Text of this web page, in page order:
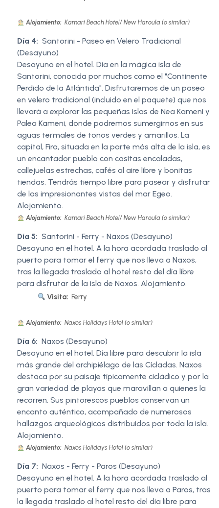
Alojamiento: Kamari Beach Hotel/ New Haroula (o similar)
Día 4: Santorini - Paseo en Velero Tradicional
(Desayuno)
Desayuno en el hotel. Día en la mágica isla de
Santorini, conocida por muchos como el "Continente
Perdido de la Atlántida". Disfrutaremos de un paseo
en velero tradicional (incluido en el paquete) que nos
llevará a explorar las pequeñas islas de Nea Kameni y
Palea Kameni, donde podremos sumergirnos en sus
aguas termales de tonos verdes y amarillos. La
capital, Fira, situada en la parte más alta de la isla, es
un encantador pueblo con casitas encaladas,
callejuelas estrechas, cafés al aire libre y bonitas
tiendas. Tendrás tiempo libre para pasear y disfrutar
de las impresionantes vistas del mar Egeo.
Alojamiento.
Alojamiento: Kamari Beach Hotel/ New Haroula (o similar)
Día 5: Santorini - Ferry - Naxos (Desayuno)
Desayuno en el hotel. A la hora acordada traslado al
puerto para tomar el ferry que nos lleva a Naxos,
tras la llegada traslado al hotel resto del día libre
para disfrutar de la isla de Naxos. Alojamiento.
Visita: Ferry
Alojamiento: Naxos Holidays Hotel (o similar)
Día 6: Naxos (Desayuno)
Desayuno en el hotel. Día libre para descubrir la isla
más grande del archipiélago de las Cícladas. Naxos
destaca por su paisaje típicamente cicládico y por la
gran variedad de playas que maravillan a quienes la
recorren. Sus pintorescos pueblos conservan un
encanto auténtico, acompañado de numerosos
hallazgos arqueológicos distribuidos por toda la isla.
Alojamiento.
Alojamiento: Naxos Holidays Hotel (o similar)
Día 7: Naxos - Ferry - Paros (Desayuno)
Desayuno en el hotel. A la hora acordada traslado al
puerto para tomar el ferry que nos lleva a Paros, tras
la llegada traslado al hotel resto del día libre para